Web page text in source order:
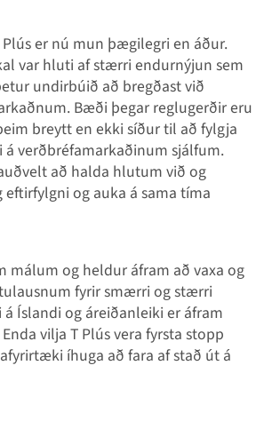
er nú mun þægilegri en áður.
var hluti af stærri endurnýjun sem
undirbúið að bregðast við
Bæði þegar reglugerðir eru
breytt en ekki síður til að fylgja
á verðbréfamarkaðinum sjálfum.
að halda hlutum við og
eftirfylgni og auka á sama tíma
málum og heldur áfram að vaxa og
fyrir smærri og stærri
Íslandi og áreiðanleiki er áfram
vilja T Plús vera fyrsta stopp
íhuga að fara af stað út á